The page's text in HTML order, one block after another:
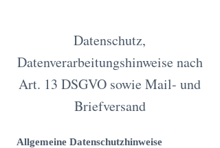
Datenschutz,
Datenverarbeitungshinweise nach
Art. 13 DSGVO sowie Mail- und
Briefversand
Allgemeine Datenschutzhinweise